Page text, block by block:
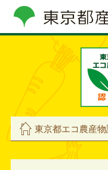
東京都エコ農産